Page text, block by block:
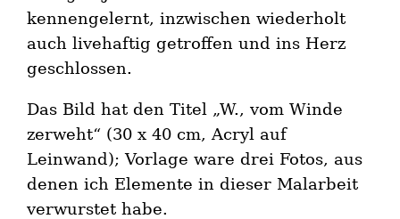
kennengelernt, inzwischen wiederholt
auch livehaftig getroffen und ins Herz
geschlossen.
Das Bild hat den Titel „W., vom Winde
zerweht“ (30 x 40 cm, Acryl auf
Leinwand); Vorlage ware drei Fotos, aus
denen ich Elemente in dieser Malarbeit
verwurstet habe.